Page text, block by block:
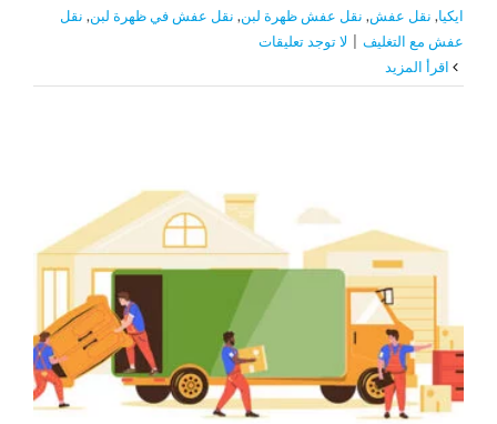
ايكيا, نقل عفش, نقل عفش ظهرة لبن, نقل عفش في ظهرة لبن, نقل
عفش مع التغليف
لا توجد تعليقات